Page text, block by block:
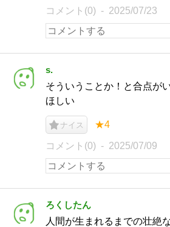
コメント(0) 2025/07/23
s.
そういうことか！と合点が
ほしい
ナイス ★4
コメント(0) 2025/07/09
ろくしたん
人間が生まれるまでの壮絶